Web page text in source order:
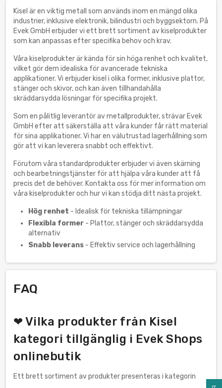
Kisel är en viktig metall som används inom en mängd olika
industrier, inklusive elektronik, bilindustri och byggsektorn. På
Evek GmbH erbjuder vi ett brett sortiment av kiselprodukter
som kan anpassas efter specifika behov och krav.
Våra kiselprodukter är kända för sin höga renhet och kvalitet,
vilket gör dem idealiska för avancerade tekniska
applikationer. Vi erbjuder kisel i olika former, inklusive plattor,
stänger och skivor, och kan även tillhandahålla
skräddarsydda lösningar för specifika projekt.
Som en pålitlig leverantör av metallprodukter, strävar Evek
GmbH efter att säkerställa att våra kunder får rätt material
för sina applikationer. Vi har en välutrustad lagerhållning som
gör att vi kan leverera snabbt och effektivt.
Förutom våra standardprodukter erbjuder vi även skärning
och bearbetningstjänster för att hjälpa våra kunder att få
precis det de behöver. Kontakta oss för mer information om
våra kiselprodukter och hur vi kan stödja ditt nästa projekt.
Hög renhet - Idealisk för tekniska tillämpningar
Flexibla former - Plattor, stänger och skräddarsydda
alternativ
Snabb leverans - Effektiv service och lagerhållning
FAQ
❤ Vilka produkter från Kisel
kategori tillgänglig i Evek Shops
onlinebutik
Ett brett sortiment av produkter presenteras i kategorin